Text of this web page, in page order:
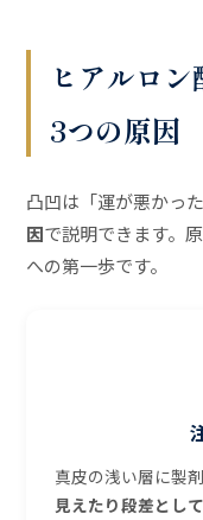
ヒアルロ
3つの原因
凸凹は「運が悪かっ
因で説明できます。
への第一歩です。
真皮の浅い層に製剤
見えたり段差とし